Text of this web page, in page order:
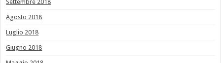
Settembre 2018
Agosto 2018
Luglio 2018
Giugno 2018